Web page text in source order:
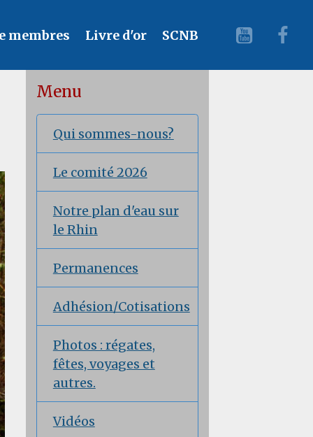
membres Livre d'or SCNB
Menu
Qui sommes-nous?
Le comité 2026
Notre plan d'eau sur
le Rhin
Permanences
Adhésion/Cotisations
Photos : régates,
fêtes, voyages et
autres.
Vidéos